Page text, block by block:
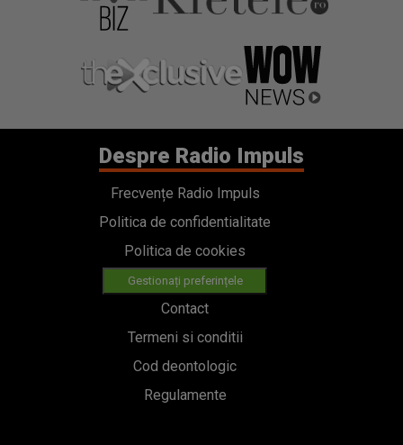
Despre Radio Impuls
Frecvențe Radio Impuls
Politica de confidentialitate
Politica de cookies
Gestionați preferințele
Contact
Termeni si conditii
Cod deontologic
Regulamente